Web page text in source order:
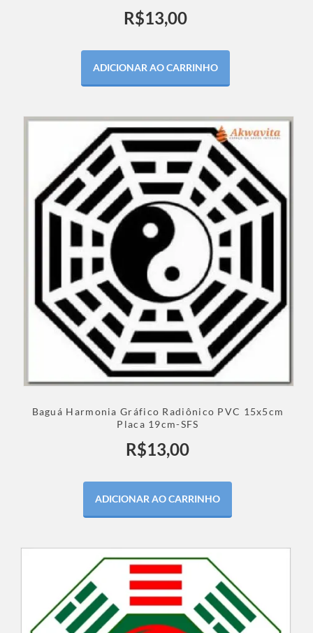
R$13,00
ADICIONAR AO CARRINHO
Baguá Harmonia Gráfico Radiônico PVC 15x5cm
Placa 19cm-SFS
R$13,00
ADICIONAR AO CARRINHO